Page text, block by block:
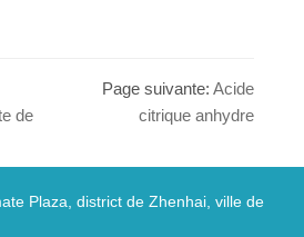
de
Page suivante:Acide
citrique anhydre
Plaza, district de Zhenhai, ville de